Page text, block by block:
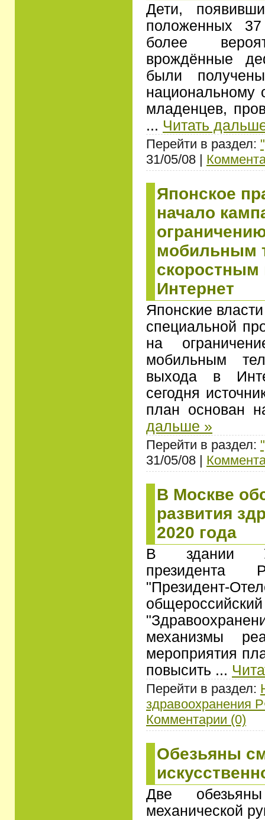
Дети,
положенных
более
врождённые
были
национальному
младенцев,
... Читать
Перейти в раздел:
31/05/08 |
Японское
начало
мобильным
Интернет
Японские
специальной
на
мобильным
выхода в
сегодня
план основан
дальше »
Перейти в раздел:
31/05/08 |
В Москве
развития
2020 года
В здании
"Президент-
механизмы
мероприятия
повысить ...
Перейти в раздел:
здравоохранения
Комментарии (0)
Обезьяны
Две
механической